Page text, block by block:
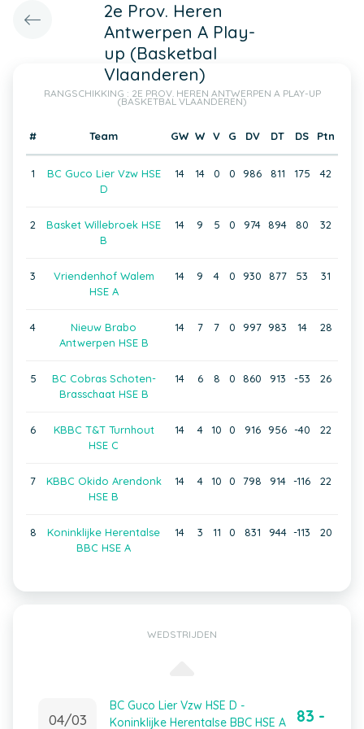
2e Prov. Heren
Antwerpen A Play-
up (Basketbal
Vlaanderen)
RANGSCHIKKING : 2E PROV. HEREN ANTWERPEN A PLAY-UP
(BASKETBAL VLAANDEREN)
# Team GW W V G DV DT DS Ptn
1
BC Guco Lier Vzw HSE
D
14 14 0 0 986 811 175 42
2
Basket Willebroek HSE
B
14 9 5 0 974 894 80 32
3
Vriendenhof Walem
HSE A
14 9 4 0 930 877 53 31
4
Nieuw Brabo
Antwerpen HSE B
14 7 7 0 997 983 14 28
5
BC Cobras Schoten-
Brasschaat HSE B
14 6 8 0 860 913 -53 26
6
KBBC T&T Turnhout
HSE C
14 4 10 0 916 956 -40 22
7
KBBC Okido Arendonk
HSE B
14 4 10 0 798 914 -116 22
8
Koninklijke Herentalse
BBC HSE A
14 3 11 0 831 944 -113 20
WEDSTRIJDEN
04/03
BC Guco Lier Vzw HSE D -
Koninklijke Herentalse BBC HSE A
83 -